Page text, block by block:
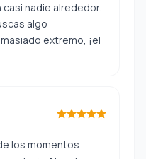
nadie alrededor.
algo
extremo, ¡el
los momentos